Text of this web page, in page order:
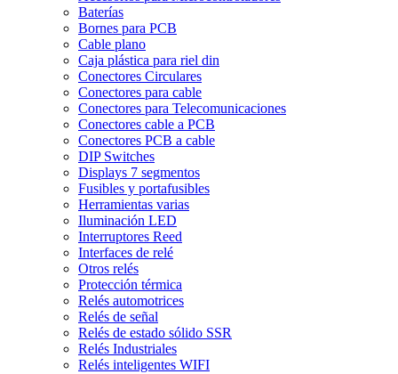
Baterías
Bornes para PCB
Cable plano
Caja plástica para riel din
Conectores Circulares
Conectores para cable
Conectores para Telecomunicaciones
Conectores cable a PCB
Conectores PCB a cable
DIP Switches
Displays 7 segmentos
Fusibles y portafusibles
Herramientas varias
Iluminación LED
Interruptores Reed
Interfaces de relé
Otros relés
Protección térmica
Relés automotrices
Relés de señal
Relés de estado sólido SSR
Relés Industriales
Relés inteligentes WIFI